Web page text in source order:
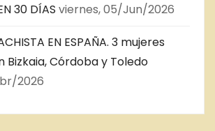
30 DÍAS viernes, 05/Jun/2026
EN ESPAÑA. 3 mujeres
Bizkaia, Córdoba y Toledo
2026